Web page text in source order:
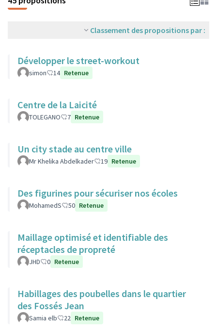
Classement des propositions par :
Développer le street-workout
simon 14 Retenue
Centre de la Laicité
TOLEGANO 7 Retenue
Un city stade au centre ville
Mr Khelika Abdelkader 19 Retenue
Des figurines pour sécuriser nos écoles
MohamedS 50 Retenue
Maillage optimisé et identifiable des
réceptacles de propreté
JHD 0 Retenue
Habillages des poubelles dans le quartier
des Fossés Jean
Samia elb 22 Retenue